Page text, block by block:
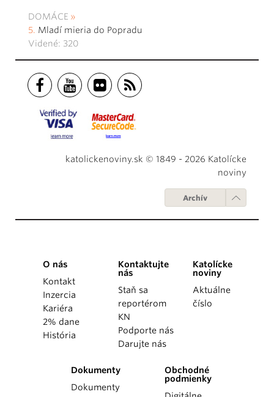
DOMÁCE
Mladí mieria do Popradu
Videné: 320
katolickenoviny.sk © 1849 - 2026 Katolícke
noviny
Archív
O nás
Kontakt
Inzercia
Kariéra
2% dane
História
Kontaktujte
nás
Staň sa
reportérom
KN
Podporte nás
Darujte nás
Katolícke
noviny
Aktuálne
číslo
Dokumenty
Dokumenty
Obchodné
podmienky